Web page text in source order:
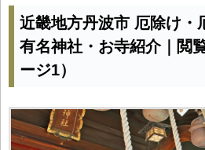
近畿地方丹波市 厄除け・
有名神社・お寺紹介｜閲
ージ1）